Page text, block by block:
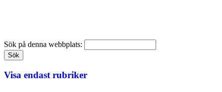
Sök på denna webbplats:
Visa endast rubriker